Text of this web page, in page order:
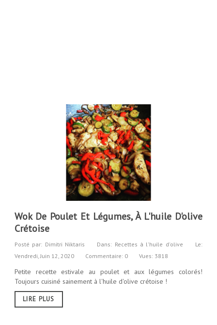
Wok De Poulet Et Légumes, À L'huile D'olive
Crétoise
Posté par: Dimitri Niktaris Dans: Recettes à l'huile d'olive
Le:
Vendredi, Juin 12, 2020 Commentaire: 0 Vues: 3818
Petite recette estivale au poulet et aux légumes colorés!
Toujours cuisiné sainement à l'huile d'olive crétoise !
LIRE PLUS